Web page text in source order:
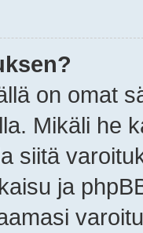
on omat
Mikäli he
siitä
ja